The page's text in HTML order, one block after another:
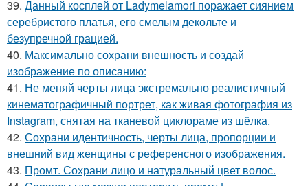
39. Данный косплей от Ladymelamori поражает сиянием
серебристого платья, его смелым декольте и
безупречной грацией.
40. Максимально сохрани внешность и создай
изображение по описанию:
41. Не меняй черты лица экстремально реалистичный
кинематографичный портрет, как живая фотография из
Instagram, снятая на тканевой циклораме из шёлка.
42. Сохрани идентичность, черты лица, пропорции и
внешний вид женщины с референсного изображения.
43. Промт. Сохрани лицо и натуральный цвет волос.